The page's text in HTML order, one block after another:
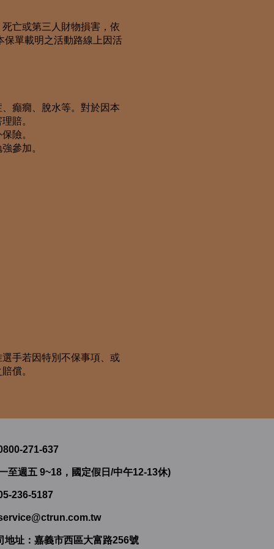
亡或第三人財物損害，依
保單載明之活動路線上因活
癲癇、脫水等。對於因本
賠。
險。
參加。
手若因特別不保事項、或
償。
271-637
至週五 9~18，國定假日/中午12-13休)
236-5187
地址：嘉義市西區大富路256號